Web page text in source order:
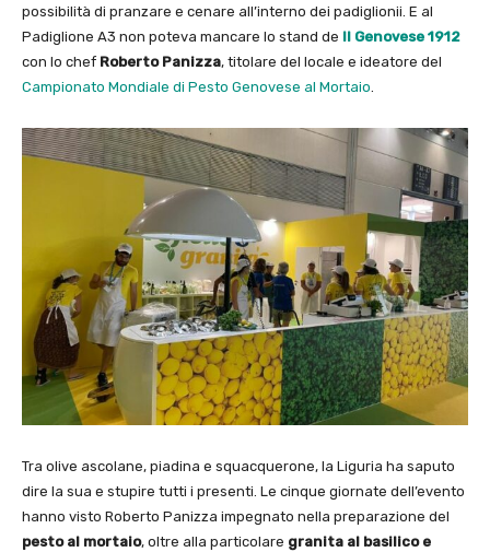
possibilità di pranzare e cenare all’interno dei padiglionii. E al
Padiglione A3 non poteva mancare lo stand de Il Genovese 1912
con lo chef Roberto Panizza, titolare del locale e ideatore del
Campionato Mondiale di Pesto Genovese al Mortaio
Tra olive ascolane, piadina e squacquerone, la Liguria ha saputo
dire la sua e stupire tutti i presenti. Le cinque giornate dell’evento
hanno visto Roberto Panizza impegnato nella preparazione del
pesto al mortaio, oltre alla particolare granita al basilico e